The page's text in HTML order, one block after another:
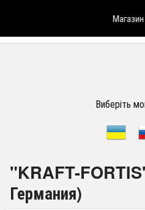
Виберіть
"KRAFT-
Германия)